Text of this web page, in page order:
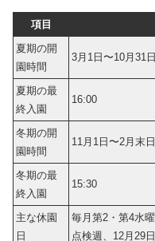
項目
夏期の開
園時間
3月1日〜10月31
夏期の最
終入園
16:00
冬期の開
園時間
11月1日〜2月末
冬期の最
終入園
15:30
主な休園
日
毎月第2・第4水
点検週、12月29